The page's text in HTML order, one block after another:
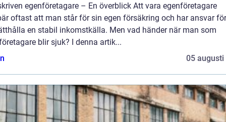
egenföretagare – En överblick Att vara egenföretagare
oftast att man står för sin egen försäkring och har ansvar
en stabil inkomstkälla. Men vad händer när man som
blir sjuk? I denna artik...
05 augusti